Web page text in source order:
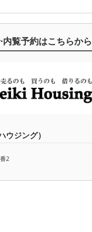
内覧予約はこちらから
ジング）
2